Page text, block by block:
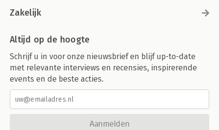
Zakelijk
Altijd op de hoogte
Schrijf u in voor onze nieuwsbrief en blijf up-to-date
met relevante interviews en recensies, inspirerende
events en de beste acties.
Aanmelden